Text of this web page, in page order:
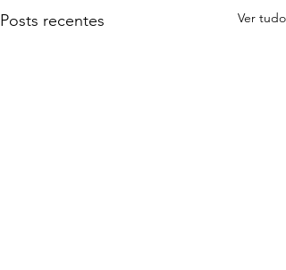
Posts recentes Ver tudo